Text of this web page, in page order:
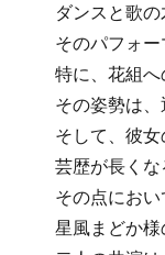
ダンスと歌の
そのパフォー
特に、花組へ
その姿勢は、
そして、彼女
芸歴が長くな
その点におい
星風まどか様